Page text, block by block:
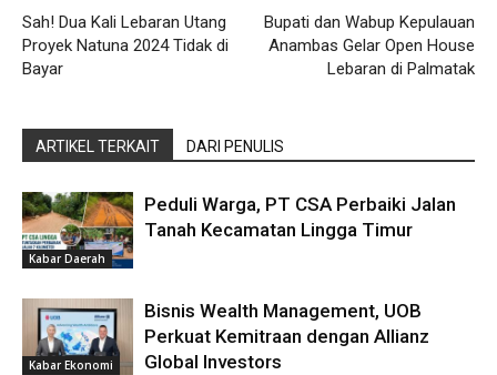
Sah! Dua Kali Lebaran Utang
Proyek Natuna 2024 Tidak di
Bayar
Bupati dan Wabup Kepulauan
Anambas Gelar Open House
Lebaran di Palmatak
ARTIKEL TERKAIT DARI PENULIS
Kabar Daerah
Peduli Warga, PT CSA Perbaiki Jalan
Tanah Kecamatan Lingga Timur
Kabar Ekonomi
Bisnis Wealth Management, UOB
Perkuat Kemitraan dengan Allianz
Global Investors